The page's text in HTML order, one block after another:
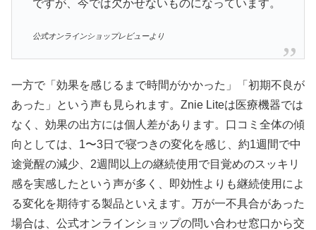
ですが、今では欠かせないものになっています。
公式オンラインショップレビューより
一方で「効果を感じるまで時間がかかった」「初期不良が
あった」という声も見られます。Znie Liteは医療機器では
なく、効果の出方には個人差があります。口コミ全体の傾
向としては、1〜3日で寝つきの変化を感じ、約1週間で中
途覚醒の減少、2週間以上の継続使用で目覚めのスッキリ
感を実感したという声が多く、即効性よりも継続使用によ
る変化を期待する製品といえます。万が一不具合があった
場合は、公式オンラインショップの問い合わせ窓口から交